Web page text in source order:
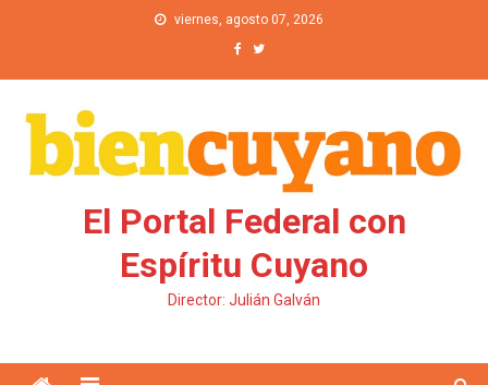
viernes, agosto 07, 2026
El Portal Federal con
Espíritu Cuyano
Director: Julián Galván